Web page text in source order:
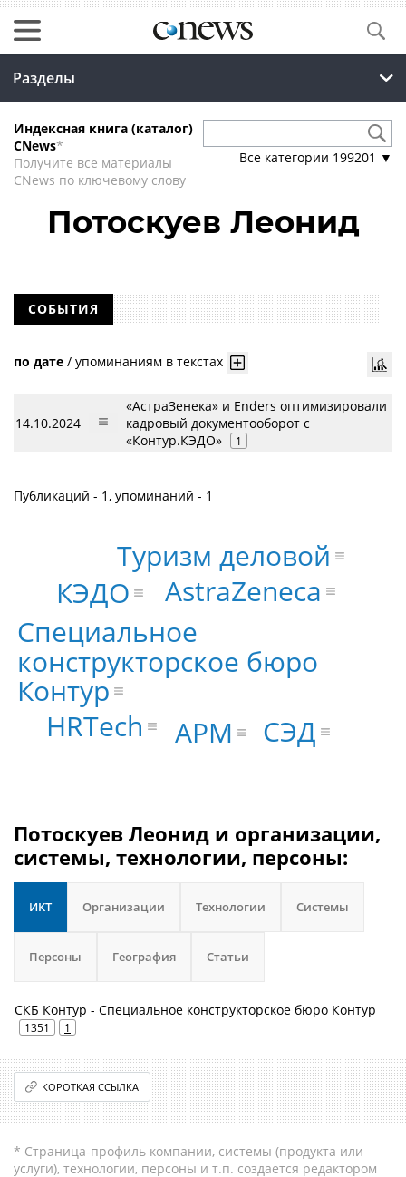
Разделы
Индексная книга (каталог)
CNews*
Получите все материалы
CNews по ключевому слову
Все категории 199201 ▼
Потоскуев Леонид
СОБЫТИЯ
по дате / упоминаниям в текстах
14.10.2024
«АстраЗенека» и Enders оптимизировали
кадровый документооборот с
«Контур.КЭДО»
1
Публикаций - 1, упоминаний - 1
Специальное
конструкторское бюро
Контур
AstraZeneca
КЭДО
HRTech АРМ СЭД
Туризм деловой
Потоскуев Леонид и организации,
системы, технологии, персоны:
ИКТ Организации Технологии Системы
Персоны География Статьи
СКБ Контур - Специальное конструкторское бюро Контур
1351 1
КОРОТКАЯ ССЫЛКА
* Страница-профиль компании, системы (продукта или
услуги), технологии, персоны и т.п. создается редактором